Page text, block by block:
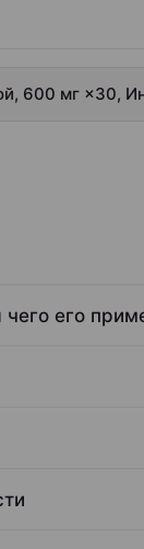
600 мг ×30,
чего его